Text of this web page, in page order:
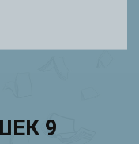
9